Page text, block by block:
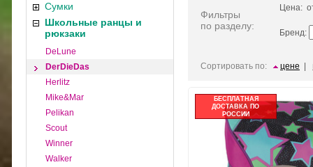
Сумки
Школьные ранцы и
рюкзаки
DeLune
DerDieDas
Herlitz
Mike&Mar
Pelikan
Scout
Winner
Walker
Фильтры
по разделу:
Цена:
Бренд:
Сортировать по: цене
БЕСПЛАТНАЯ
ДОСТАВКА ПО
РОССИИ